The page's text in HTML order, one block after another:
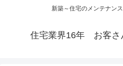
新築～住宅のメンテナン
住宅業界16年 お客さ